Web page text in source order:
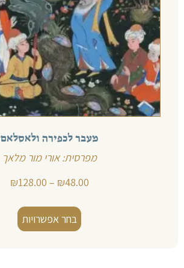
מעבר לכפירה ולאסלאם
מפרסית: אורי מור מלאך
₪48.00
–
₪128.00
בחר אפשרויות